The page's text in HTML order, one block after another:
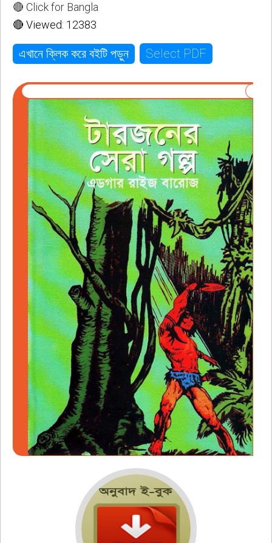
🔴 Click for Bangla
🔴 Viewed: 12383
এখানে ক্লিক করে বইটি পড়ুন Select PDF